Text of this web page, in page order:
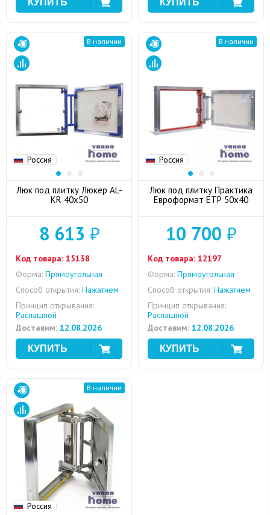
Россия
В наличии
Люк под плитку Люкер AL-
KR 40x50
8 613 ₽
Код товара: 15138
Форма: Прямоугольная
Способ открытия: Нажатием
Принцип открывания:
Распашной
Доставим: 12.08.2026
Россия
В наличии
Люк под плитку Практика
Евроформат ЕТР 50x40
10 700 ₽
Код товара: 12197
Форма: Прямоугольная
Способ открытия: Нажатием
Принцип открывания:
Распашной
Доставим: 12.08.2026
Россия
В наличии